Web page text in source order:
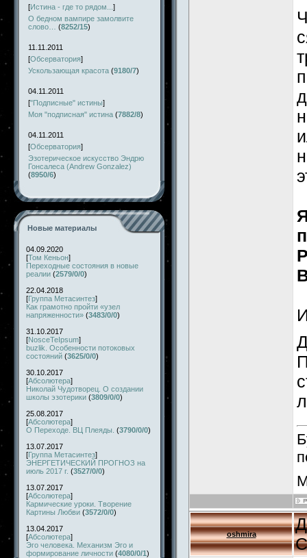
[Истина - где то рядом... ]
О бедном вампире замолвите
слово…
(8252/15)
11.11.2011
[Обсерватория]
Ускользающая красота (9180/7)
04.11.2011
["Подписные" истины]
Моя "подписная" истина (7882/8)
04.11.2011
[Обсерватория]
Эзотерическое искусство Эндрю
Гонсалеса (Andrew Gonzalez)
(8950/6)
Новые материалы
04.09.2020
[Том Кеньон]
Переходные состояния в новые
реалии (2579/0/0)
22.04.2018
[Группа Метасинтез]
Как грамотно пройти «узел
напряженности» (3483/0/0)
31.10.2017
[NosceTeIpsum]
buzlik. Особенности потоковых
состояний (3625/0/0)
30.10.2017
[Абсолютера]
Николай Чудотворец. О создании
школы эзотерики (3809/0/0)
25.08.2017
[Абсолютера]
О Переходе. ВЦ Плеяды. (3790/0/0)
13.07.2017
[Группа Метасинтез]
ЭНЕРГЕТИЧЕСКИЙ ПРОГНОЗ на
июль 2017 г. (3527/0/0)
13.07.2017
[Абсолютера]
Кармические уроки. Творение
Картины Любви (3572/0/0)
13.04.2017
[Абсолютера]
Эго человека. Механизм Эго и
формирование личности (4080/0/1)
oshmira